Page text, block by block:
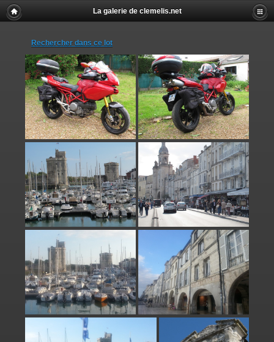
La galerie de clemelis.net
Rechercher dans ce lot